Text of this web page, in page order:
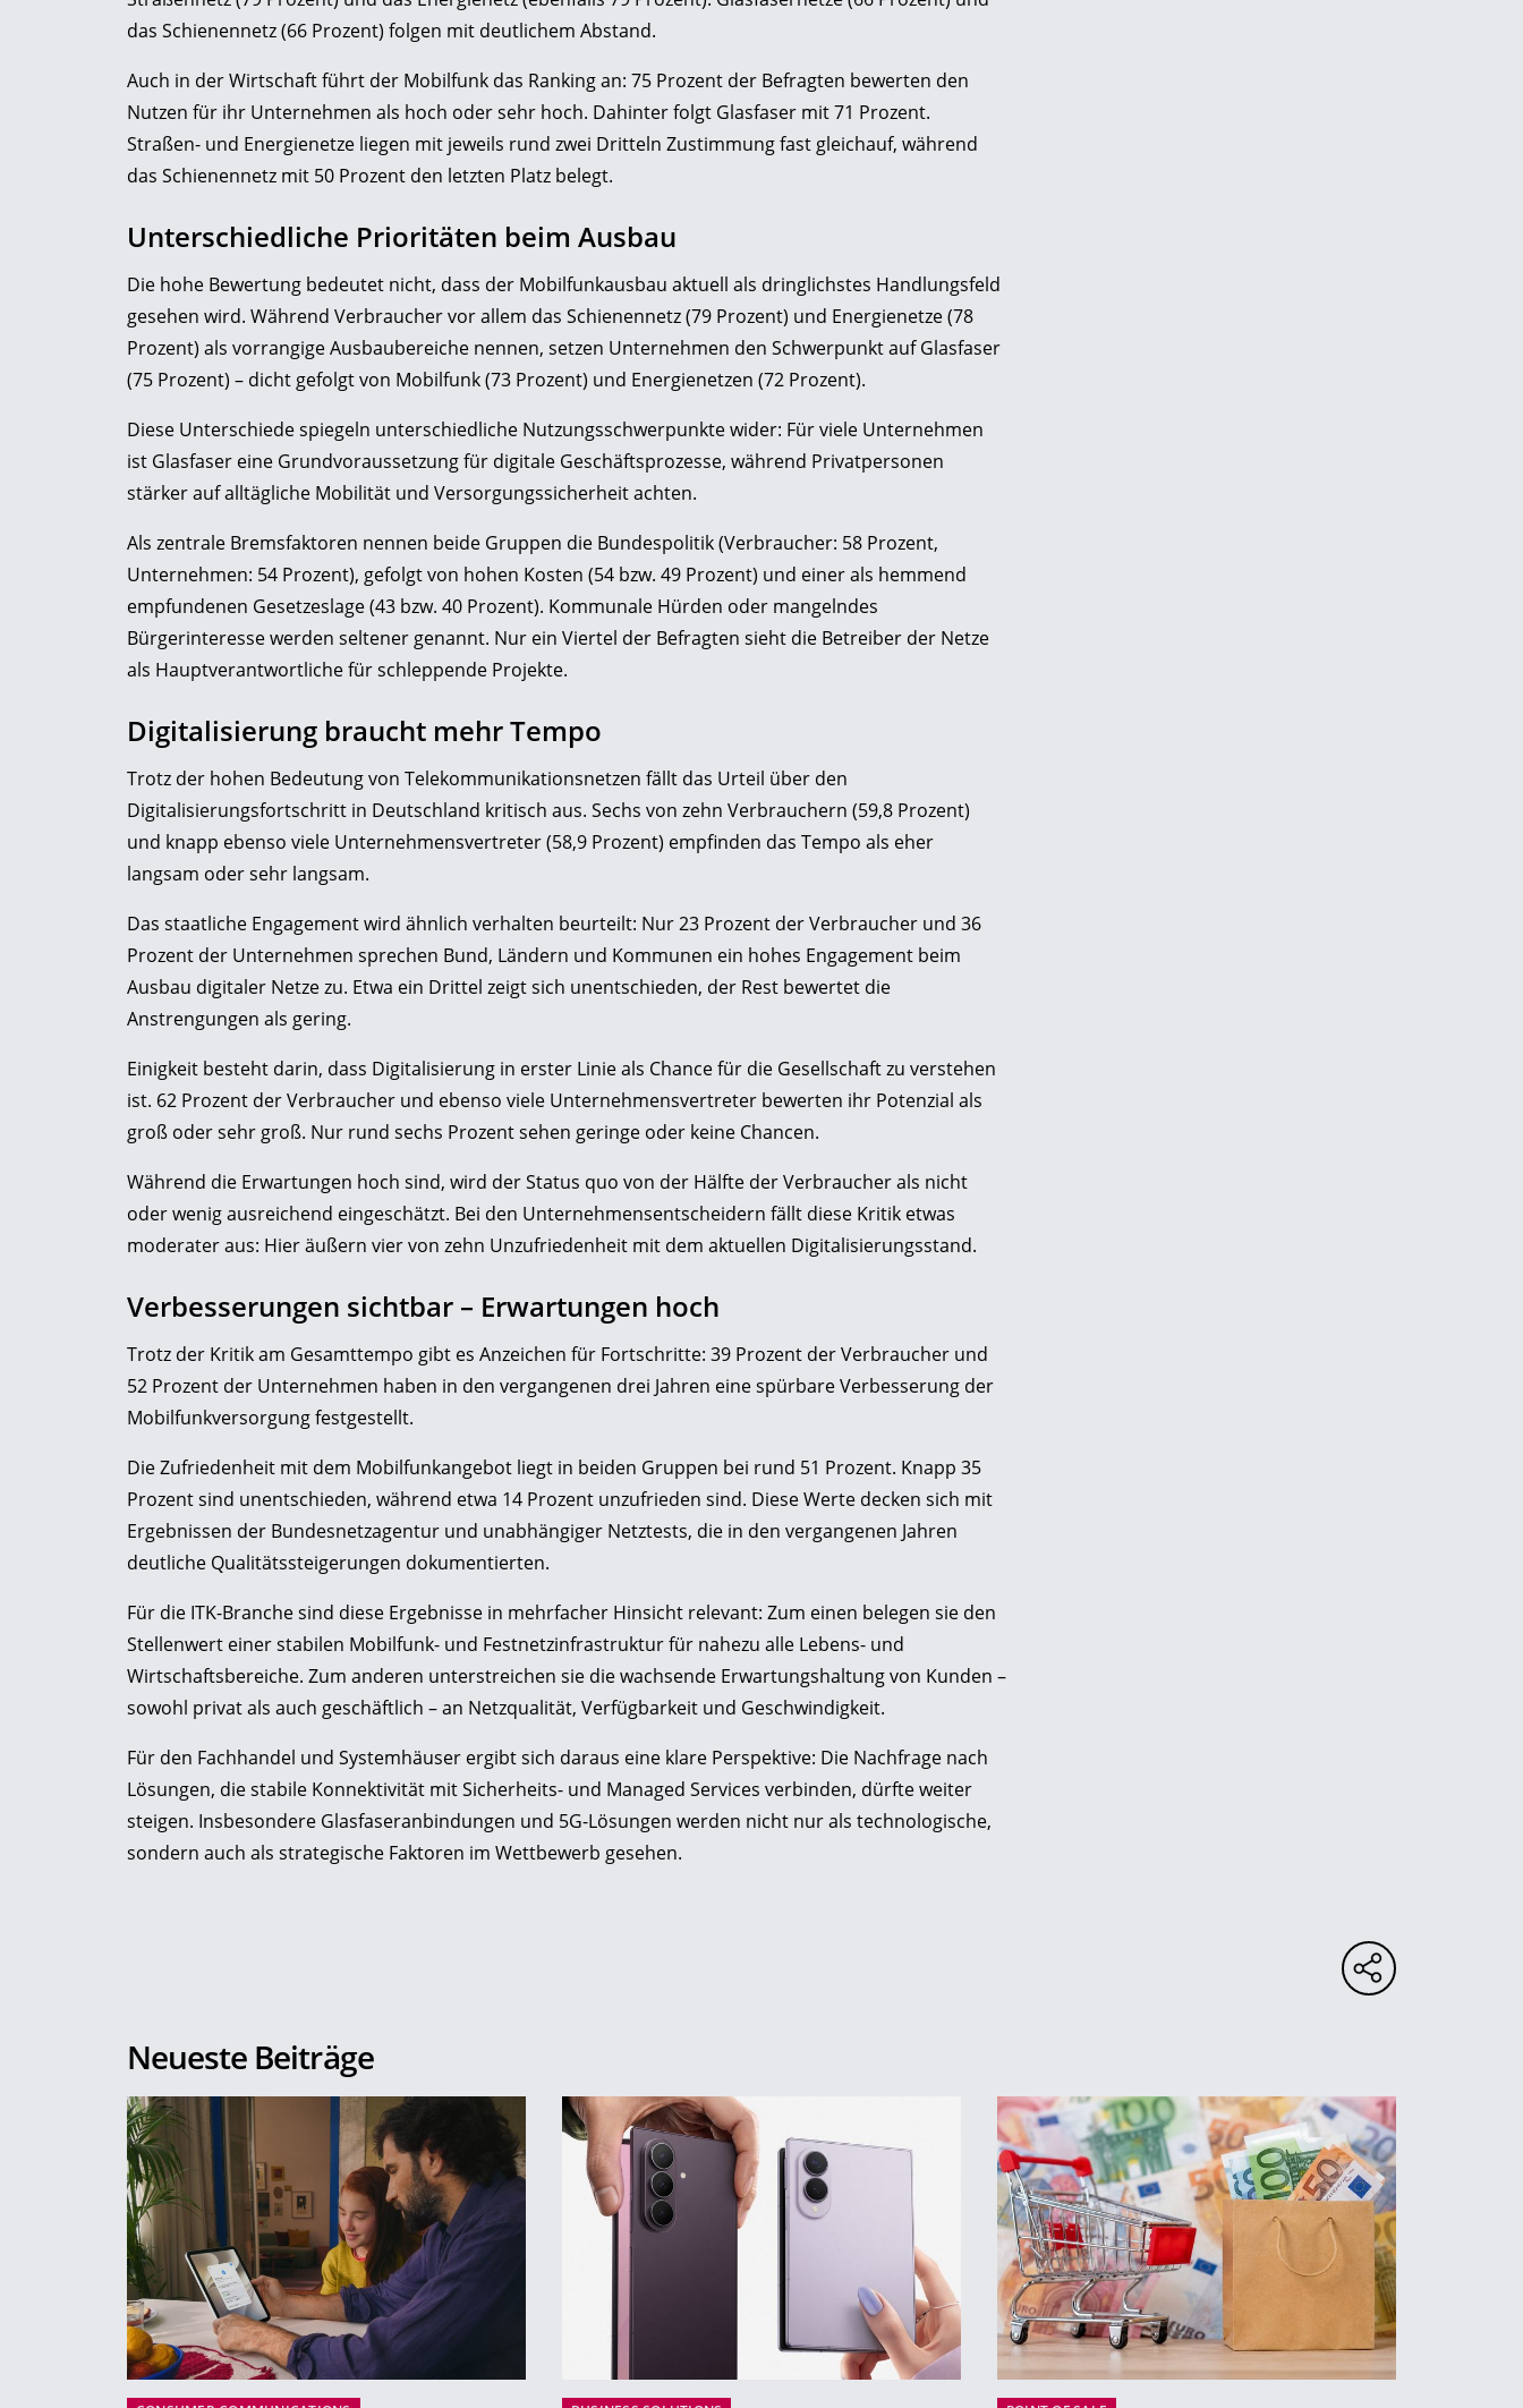
das Schienennetz (66 Prozent) folgen mit deutlichem Abstand.
Auch in der Wirtschaft führt der Mobilfunk das Ranking an: 75 Prozent der Befragten bewerten den
Nutzen für ihr Unternehmen als hoch oder sehr hoch. Dahinter folgt Glasfaser mit 71 Prozent.
Straßen- und Energienetze liegen mit jeweils rund zwei Dritteln Zustimmung fast gleichauf, während
das Schienennetz mit 50 Prozent den letzten Platz belegt.
Unterschiedliche Prioritäten beim Ausbau
Die hohe Bewertung bedeutet nicht, dass der Mobilfunkausbau aktuell als dringlichstes Handlungsfeld
gesehen wird. Während Verbraucher vor allem das Schienennetz (79 Prozent) und Energienetze (78
Prozent) als vorrangige Ausbaubereiche nennen, setzen Unternehmen den Schwerpunkt auf Glasfaser
(75 Prozent) – dicht gefolgt von Mobilfunk (73 Prozent) und Energienetzen (72 Prozent).
Diese Unterschiede spiegeln unterschiedliche Nutzungsschwerpunkte wider: Für viele Unternehmen
ist Glasfaser eine Grundvoraussetzung für digitale Geschäftsprozesse, während Privatpersonen
stärker auf alltägliche Mobilität und Versorgungssicherheit achten.
Als zentrale Bremsfaktoren nennen beide Gruppen die Bundespolitik (Verbraucher: 58 Prozent,
Unternehmen: 54 Prozent), gefolgt von hohen Kosten (54 bzw. 49 Prozent) und einer als hemmend
empfundenen Gesetzeslage (43 bzw. 40 Prozent). Kommunale Hürden oder mangelndes
Bürgerinteresse werden seltener genannt. Nur ein Viertel der Befragten sieht die Betreiber der Netze
als Hauptverantwortliche für schleppende Projekte.
Digitalisierung braucht mehr Tempo
Trotz der hohen Bedeutung von Telekommunikationsnetzen fällt das Urteil über den
Digitalisierungsfortschritt in Deutschland kritisch aus. Sechs von zehn Verbrauchern (59,8 Prozent)
und knapp ebenso viele Unternehmensvertreter (58,9 Prozent) empfinden das Tempo als eher
langsam oder sehr langsam.
Das staatliche Engagement wird ähnlich verhalten beurteilt: Nur 23 Prozent der Verbraucher und 36
Prozent der Unternehmen sprechen Bund, Ländern und Kommunen ein hohes Engagement beim
Ausbau digitaler Netze zu. Etwa ein Drittel zeigt sich unentschieden, der Rest bewertet die
Anstrengungen als gering.
Einigkeit besteht darin, dass Digitalisierung in erster Linie als Chance für die Gesellschaft zu verstehen
ist. 62 Prozent der Verbraucher und ebenso viele Unternehmensvertreter bewerten ihr Potenzial als
groß oder sehr groß. Nur rund sechs Prozent sehen geringe oder keine Chancen.
Während die Erwartungen hoch sind, wird der Status quo von der Hälfte der Verbraucher als nicht
oder wenig ausreichend eingeschätzt. Bei den Unternehmensentscheidern fällt diese Kritik etwas
moderater aus: Hier äußern vier von zehn Unzufriedenheit mit dem aktuellen Digitalisierungsstand.
Verbesserungen sichtbar – Erwartungen hoch
Trotz der Kritik am Gesamttempo gibt es Anzeichen für Fortschritte: 39 Prozent der Verbraucher und
52 Prozent der Unternehmen haben in den vergangenen drei Jahren eine spürbare Verbesserung der
Mobilfunkversorgung festgestellt.
Die Zufriedenheit mit dem Mobilfunkangebot liegt in beiden Gruppen bei rund 51 Prozent. Knapp 35
Prozent sind unentschieden, während etwa 14 Prozent unzufrieden sind. Diese Werte decken sich mit
Ergebnissen der Bundesnetzagentur und unabhängiger Netztests, die in den vergangenen Jahren
deutliche Qualitätssteigerungen dokumentierten.
Für die ITK-Branche sind diese Ergebnisse in mehrfacher Hinsicht relevant: Zum einen belegen sie den
Stellenwert einer stabilen Mobilfunk- und Festnetzinfrastruktur für nahezu alle Lebens- und
Wirtschaftsbereiche. Zum anderen unterstreichen sie die wachsende Erwartungshaltung von Kunden –
sowohl privat als auch geschäftlich – an Netzqualität, Verfügbarkeit und Geschwindigkeit.
Für den Fachhandel und Systemhäuser ergibt sich daraus eine klare Perspektive: Die Nachfrage nach
Lösungen, die stabile Konnektivität mit Sicherheits- und Managed Services verbinden, dürfte weiter
steigen. Insbesondere Glasfaseranbindungen und 5G-Lösungen werden nicht nur als technologische,
sondern auch als strategische Faktoren im Wettbewerb gesehen.
Neueste Beiträge